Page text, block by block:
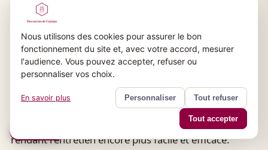
L'entretien d'un
composants amovibles et compatibles avec le lave-
vaisselle. La plupart des modèles sont équipés d'une
cuve antiadhésive qui facilite le nettoyage, tandis que
des fonctions comme l'
nettoyer automatiquement l'appareil après
utilisation. Par exemple, leRice cooker de Cuckoo
intègre une fonction de nettoyage à la vapeur,
rendant l'entretien encore plus facile et efficace.
Nous utilisons des cookies pour assurer le bon
fonctionnement du site et, avec votre accord, mesurer
l'audience. Vous pouvez accepter, refuser ou
personnaliser vos choix.
En savoir plus Personnaliser Tout refuser
Tout accepter